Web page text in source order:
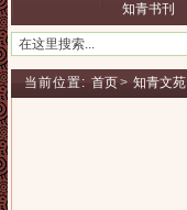
知青书刊
当前位置: 首页> 知青文苑